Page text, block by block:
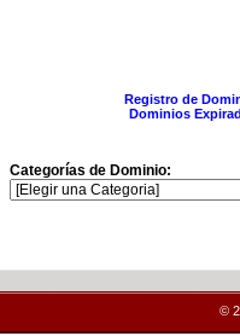
Registro de
Dominios
Categorías de Dominio:
©